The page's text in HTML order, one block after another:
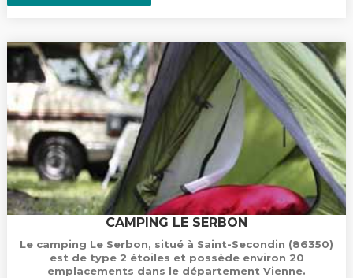
CAMPING LE SERBON
Le camping Le Serbon, situé à Saint-Secondin (86350)
est de type 2 étoiles et possède environ 20
emplacements dans le département Vienne.